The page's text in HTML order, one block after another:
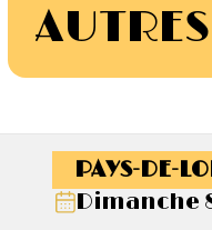
PAYS-DE-
Dimanche